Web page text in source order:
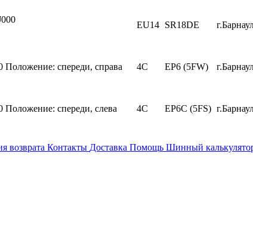
EU14 SR18DE
Положение: спереди, справа 4C EP6 (5FW)
Положение: спереди, слева 4C EP6C (5FS)
возврата Контакты Доставка Помощь Шинный